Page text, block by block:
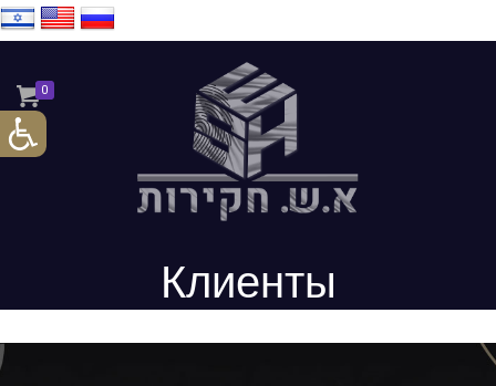
0
Клиенты
Рекомендуют